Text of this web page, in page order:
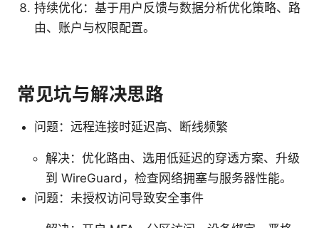
持续优化：基于用户反馈与数据分析优化策略、路
由、账户与权限配置。
常见坑与解决思路
问题：远程连接时延迟高、断线频繁
解决：优化路由、选用低延迟的穿透方案、升级
到 WireGuard，检查网络拥塞与服务器性能。
问题：未授权访问导致安全事件